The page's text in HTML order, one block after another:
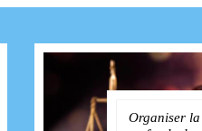
Organiser la